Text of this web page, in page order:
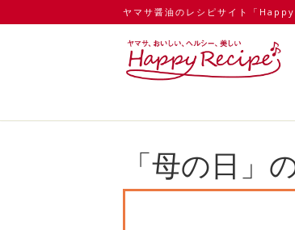
ヤマサ醤油のレシピサイト「
「母の日」